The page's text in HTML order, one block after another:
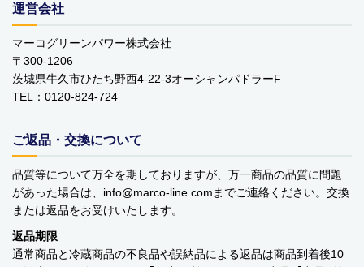
ベビーおもちゃ・子供用品
賞味期限間近・訳あり大特価
直輸入品
商品一覧
ブランドから探す
MESH ジュエリー
Bellini バッグ(イタリア)
運営会社
マーコグリーンパワー株式会社
〒300-1206
茨城県牛久市ひたち野西4-22-3オーシャンパドラーF
TEL：0120-824-724
ご返品・交換について
品質等について万全を期しておりますが、万一商品の品質に問題
があった場合は、info
marco-line.com までご連絡ください。交換
または返品をお受けいたします。
返品期限
通常商品と冷蔵商品の不良品や誤納品による返品は商品到着後10